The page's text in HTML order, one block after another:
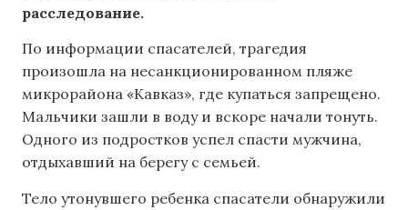
расследование.
По информации спасателей, трагедия
произошла на несанкционированном пляже
микрорайона «Кавказ», где купаться запрещено.
Мальчики зашли в воду и вскоре начали тонуть.
Одного из подростков успел спасти мужчина,
отдыхавший на берегу с семьей.
Тело утонувшего ребенка спасатели обнаружили